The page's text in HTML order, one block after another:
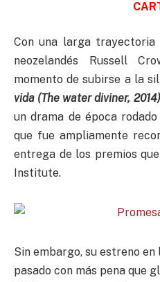
Con una larga
neozelandés Russell
momento de subirse a la
vida (The water diviner, 2014)
un drama de época
que fue ampliamente
entrega de los premios
Institute.
Sin embargo, su estreno en
pasado con más pena que